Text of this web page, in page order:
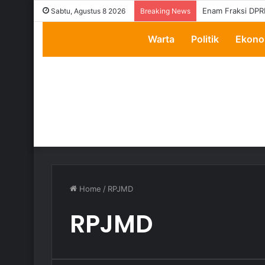
Sabtu, Agustus 8 2026 Breaking News Transparansi
Warta Politik
Home / RPJMD
RPJMD